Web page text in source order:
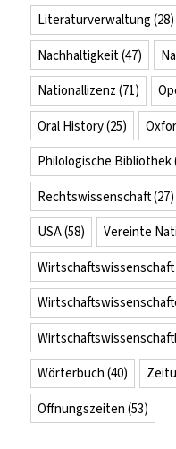
Literaturverwaltung (28)
Nachhaltigkeit(47)
Nationallizenz (71)
Oral History(25)
Philologische Bibliothek
Rechtswissenschaft(27)
USA(58) Vereinte
Wirtschaftswissenschaft
Wörterbuch (40)
Öffnungszeiten (53)